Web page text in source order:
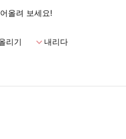
올려 보세요!
리기 expand_more내리다